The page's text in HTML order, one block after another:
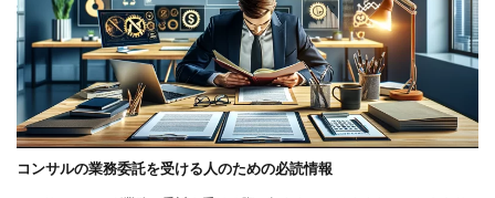
コンサルの業務委託を受ける人のための必読情報